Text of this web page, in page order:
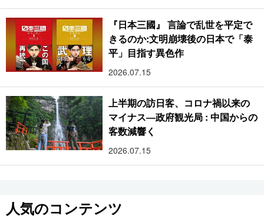
『日本三國』 言論で乱世を平定で
きるのか:文明崩壊後の日本で「泰
平」目指す異色作
2026.07.15
上半期の訪日客、コロナ禍以来の
マイナス―政府観光局 : 中国からの
客数減響く
2026.07.15
人気のコンテンツ